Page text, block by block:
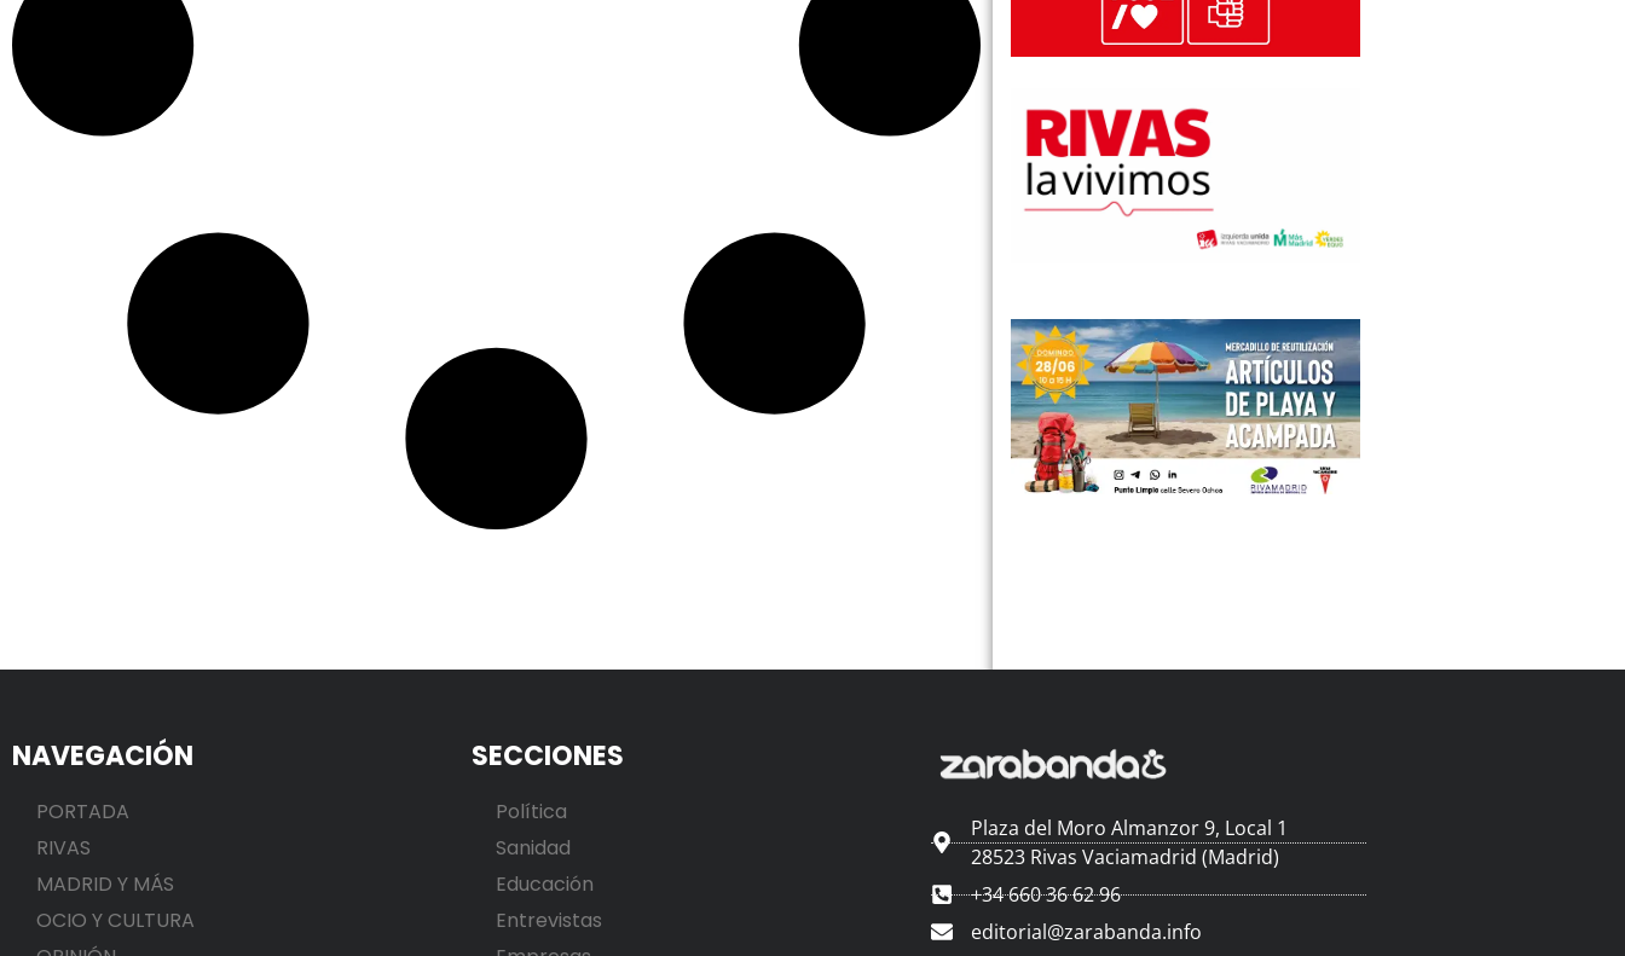
NAVEGACIÓN
PORTADA
RIVAS
MADRID Y MÁS
OCIO Y CULTURA
SECCIONES
Política
Sanidad
Educación
Entrevistas
Plaza del Moro Almanzor 9, Local 1
28523 Rivas Vaciamadrid (Madrid)
+34 660 36 62 96
editorial@zarabanda.info